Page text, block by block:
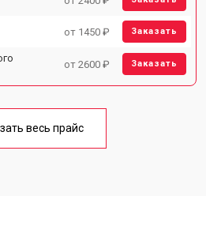
от 1450 ₽ Заказать
от 2600 ₽ Заказать
весь прайс